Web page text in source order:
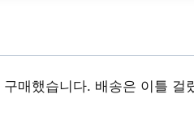
매했습니다. 배송은 이틀 걸